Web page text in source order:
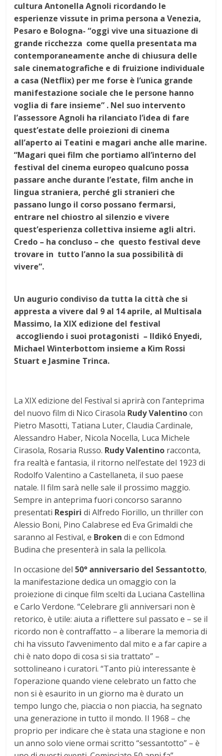
cultura Antonella Agnoli ricordando le
esperienze vissute in prima persona a Venezia,
Pesaro e Bologna- “oggi vive una situazione di
grande ricchezza come quella presentata ma
contemporaneamente anche di chiusura delle
sale cinematografiche e di fruizione individuale
a casa (Netflix) per me forse è l’unica grande
manifestazione sociale che le persone hanno
voglia di fare insieme” . Nel suo intervento
l’assessore Agnoli ha rilanciato l’idea di fare
quest’estate delle proiezioni di cinema
all’aperto ai Teatini e magari anche alle marine.
“Magari quei film che portiamo all’interno del
festival del cinema europeo qualcuno possa
passare anche durante l’estate, film anche in
lingua straniera, perché gli stranieri che
passano lungo il corso possano fermarsi,
entrare nel chiostro al silenzio e vivere
quest’esperienza collettiva insieme agli altri.
Credo – ha concluso – che questo festival deve
trovare in tutto l’anno la sua possibilità di
vivere”.
Un augurio condiviso da tutta la città che si
appresta a vivere dal 9 al 14 aprile, al Multisala
Massimo, la XIX edizione del festival
accogliendo i suoi protagonisti – Ildikó Enyedi,
Michael Winterbottom insieme a Kim Rossi
Stuart e Jasmine Trinca.
La XIX edizione del Festival si aprirà con l’anteprima
del nuovo film di Nico Cirasola Rudy Valentinocon
Pietro Masotti, Tatiana Luter, Claudia Cardinale,
Alessandro Haber, Nicola Nocella, Luca Michele
Cirasola, Rosaria Russo. Rudy Valentino racconta,
fra realtà e fantasia, il ritorno nell’estate del 1923 di
Rodolfo Valentino a Castellaneta, il suo paese
natale. Il film sarà nelle sale il prossimo maggio.
Sempre in anteprima fuori concorso saranno
presentati Respiri di Alfredo Fiorillo, un thriller con
Alessio Boni, Pino Calabrese ed Eva Grimaldi che
saranno al Festival, e Brokendi e con Edmond
Budina che presenterà in sala la pellicola.
In occasione del 50° anniversario del Sessantotto,
la manifestazione dedica un omaggio con la
proiezione di cinque film scelti da Luciana Castellina
e Carlo Verdone. “Celebrare gli anniversari non è
retorico, è utile: aiuta a riflettere sul passato e – se il
ricordo non è contraffatto – a liberare la memoria di
chi ha vissuto l’avvenimento dal mito e a far capire a
chi è nato dopo di cosa si sia trattato” –
sottolineano i curatori. “Tanto più interessante è
l’operazione quando viene celebrato un fatto che
non si è esaurito in un giorno ma è durato un
tempo lungo che, piaccia o non piaccia, ha segnato
una generazione in tutto il mondo. Il 1968 – che
proprio per indicare che è stata una stagione e non
un anno solo viene ormai scritto “sessantotto” – è